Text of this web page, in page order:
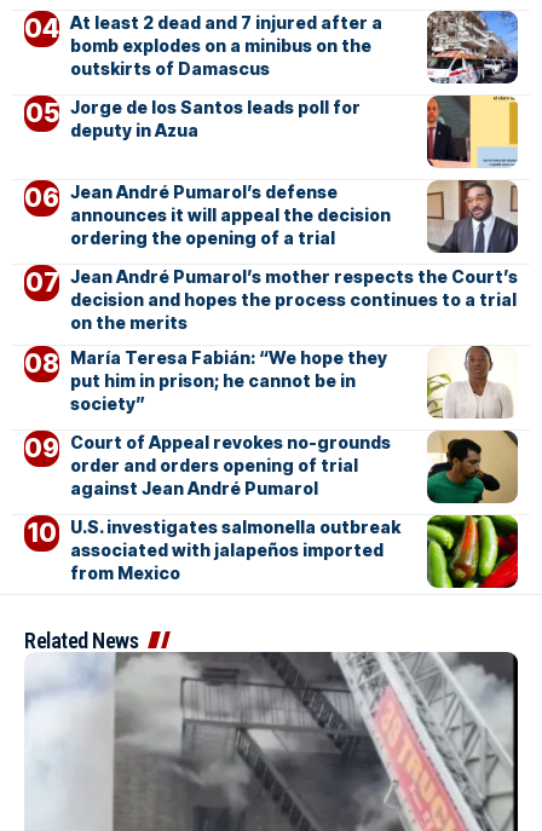
At least 2 dead and 7 injured after a
bomb explodes on a minibus on the
outskirts of Damascus
Jorge de los Santos leads poll for
deputy in Azua
Jean André Pumarol’s defense
announces it will appeal the decision
ordering the opening of a trial
Jean André Pumarol’s mother respects the Court’s
decision and hopes the process continues to a trial
on the merits
María Teresa Fabián: “We hope they
put him in prison; he cannot be in
society”
Court of Appeal revokes no-grounds
order and orders opening of trial
against Jean André Pumarol
U.S. investigates salmonella outbreak
associated with jalapeños imported
from Mexico
Related News